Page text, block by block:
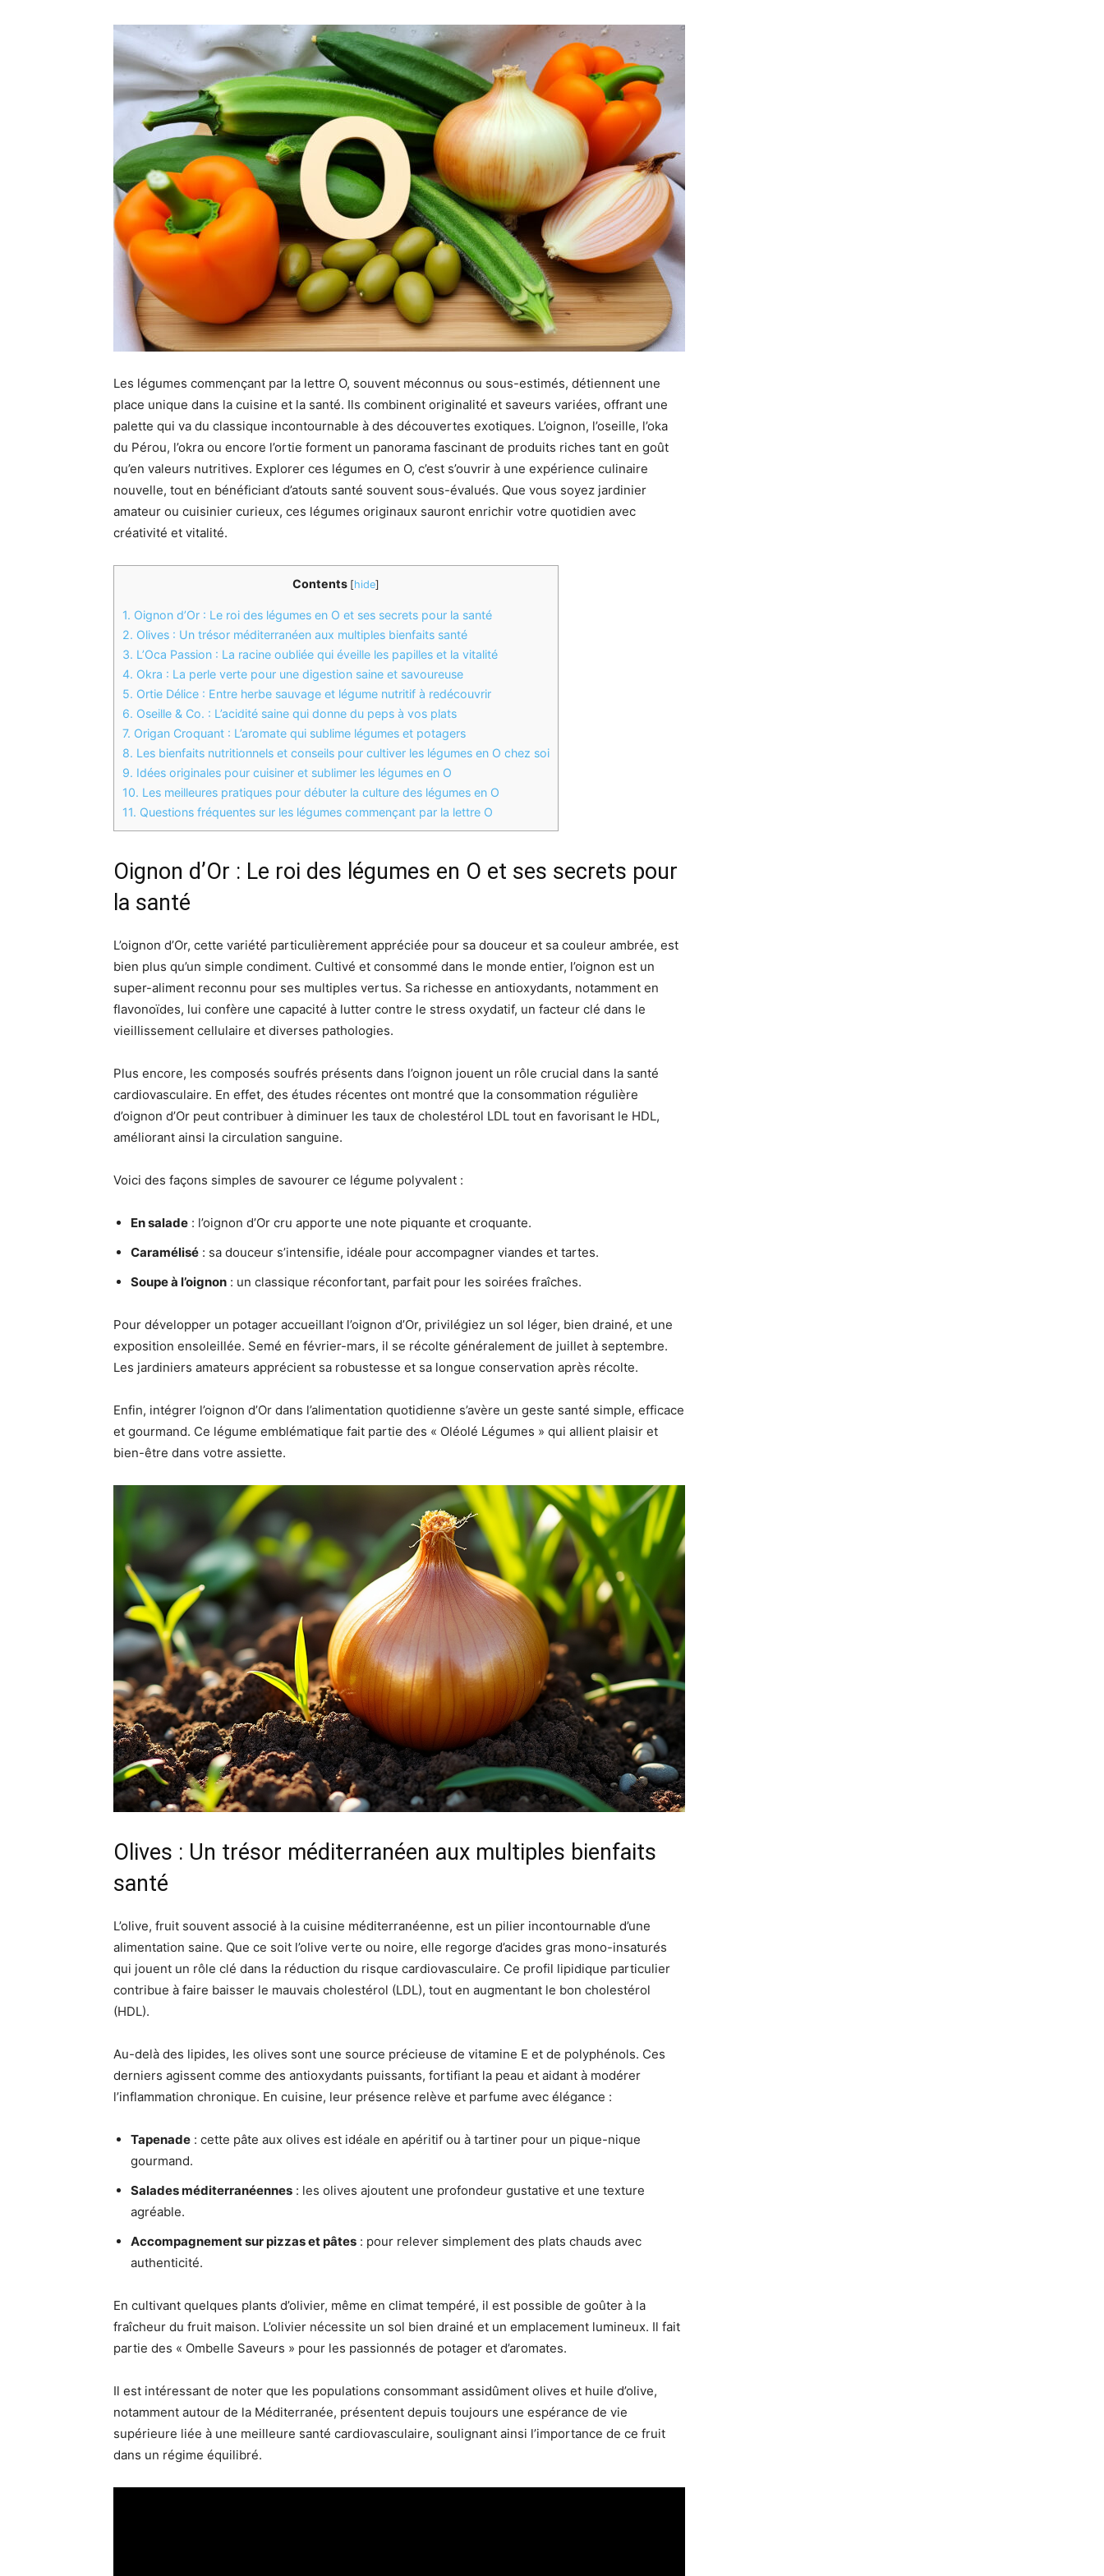
Les légumes commençant par la lettre O, souvent méconnus ou sous-estimés, détiennent une
place unique dans la cuisine et la santé. Ils combinent originalité et saveurs variées, offrant une
palette qui va du classique incontournable à des découvertes exotiques. L’oignon, l’oseille, l’oka
du Pérou, l’okra ou encore l’ortie forment un panorama fascinant de produits riches tant en goût
qu’en valeurs nutritives. Explorer ces légumes en O, c’est s’ouvrir à une expérience culinaire
nouvelle, tout en bénéficiant d’atouts santé souvent sous-évalués. Que vous soyez jardinier
amateur ou cuisinier curieux, ces légumes originaux sauront enrichir votre quotidien avec
créativité et vitalité.
Contents [hide]
1. Oignon d’Or : Le roi des légumes en O et ses secrets pour la santé
2. Olives : Un trésor méditerranéen aux multiples bienfaits santé
3. L’Oca Passion : La racine oubliée qui éveille les papilles et la vitalité
4. Okra : La perle verte pour une digestion saine et savoureuse
5. Ortie Délice : Entre herbe sauvage et légume nutritif à redécouvrir
6. Oseille & Co. : L’acidité saine qui donne du peps à vos plats
7. Origan Croquant : L’aromate qui sublime légumes et potagers
8. Les bienfaits nutritionnels et conseils pour cultiver les légumes en O chez soi
9. Idées originales pour cuisiner et sublimer les légumes en O
10. Les meilleures pratiques pour débuter la culture des légumes en O
11. Questions fréquentes sur les légumes commençant par la lettre O
Oignon d’Or : Le roi des légumes en O et ses secrets pour
la santé
L’oignon d’Or, cette variété particulièrement appréciée pour sa douceur et sa couleur ambrée, est
bien plus qu’un simple condiment. Cultivé et consommé dans le monde entier, l’oignon est un
super-aliment reconnu pour ses multiples vertus. Sa richesse en antioxydants, notamment en
flavonoïdes, lui confère une capacité à lutter contre le stress oxydatif, un facteur clé dans le
vieillissement cellulaire et diverses pathologies.
Plus encore, les composés soufrés présents dans l’oignon jouent un rôle crucial dans la santé
cardiovasculaire. En effet, des études récentes ont montré que la consommation régulière
d’oignon d’Or peut contribuer à diminuer les taux de cholestérol LDL tout en favorisant le HDL,
améliorant ainsi la circulation sanguine.
Voici des façons simples de savourer ce légume polyvalent :
En salade : l’oignon d’Or cru apporte une note piquante et croquante.
Caramélisé : sa douceur s’intensifie, idéale pour accompagner viandes et tartes.
Soupe à l’oignon : un classique réconfortant, parfait pour les soirées fraîches.
Pour développer un potager accueillant l’oignon d’Or, privilégiez un sol léger, bien drainé, et une
exposition ensoleillée. Semé en février-mars, il se récolte généralement de juillet à septembre.
Les jardiniers amateurs apprécient sa robustesse et sa longue conservation après récolte.
Enfin, intégrer l’oignon d’Or dans l’alimentation quotidienne s’avère un geste santé simple, efficace
et gourmand. Ce légume emblématique fait partie des « Oléolé Légumes » qui allient plaisir et
bien-être dans votre assiette.
Olives : Un trésor méditerranéen aux multiples bienfaits
santé
L’olive, fruit souvent associé à la cuisine méditerranéenne, est un pilier incontournable d’une
alimentation saine. Que ce soit l’olive verte ou noire, elle regorge d’acides gras mono-insaturés
qui jouent un rôle clé dans la réduction du risque cardiovasculaire. Ce profil lipidique particulier
contribue à faire baisser le mauvais cholestérol (LDL), tout en augmentant le bon cholestérol
(HDL).
Au-delà des lipides, les olives sont une source précieuse de vitamine E et de polyphénols. Ces
derniers agissent comme des antioxydants puissants, fortifiant la peau et aidant à modérer
l’inflammation chronique. En cuisine, leur présence relève et parfume avec élégance :
Tapenade : cette pâte aux olives est idéale en apéritif ou à tartiner pour un pique-nique
gourmand.
Salades méditerranéennes : les olives ajoutent une profondeur gustative et une texture
agréable.
Accompagnement sur pizzas et pâtes : pour relever simplement des plats chauds avec
authenticité.
En cultivant quelques plants d’olivier, même en climat tempéré, il est possible de goûter à la
fraîcheur du fruit maison. L’olivier nécessite un sol bien drainé et un emplacement lumineux. Il fait
partie des « Ombelle Saveurs » pour les passionnés de potager et d’aromates.
Il est intéressant de noter que les populations consommant assidûment olives et huile d’olive,
notamment autour de la Méditerranée, présentent depuis toujours une espérance de vie
supérieure liée à une meilleure santé cardiovasculaire, soulignant ainsi l’importance de ce fruit
dans un régime équilibré.